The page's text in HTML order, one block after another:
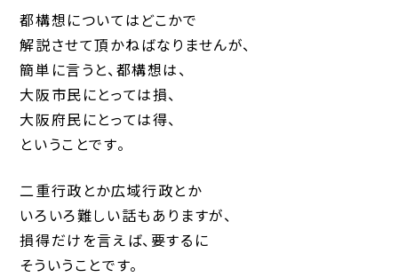
都構想についてはどこかで
解説させて頂かねばなりませんが、
簡単に言うと、都構想は、
大阪市民にとっては損、
大阪府民にとっては得、
ということです。
二重行政とか広域行政とか
いろいろ難しい話もありますが、
損得だけを言えば、要するに
そういうことです。